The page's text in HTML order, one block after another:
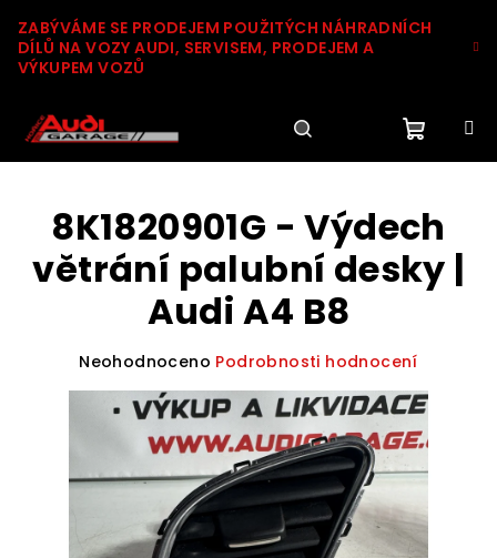
na
obsah
ZABÝVÁME SE PRODEJEM POUŽITÝCH NÁHRADNÍCH
DÍLŮ NA VOZY AUDI, SERVISEM, PRODEJEM A
VÝKUPEM VOZŮ
HledatPřihlášení
košík
8K1820901G - Výdech
větrání palubní desky |
Audi A4 B8
Průměrné
produktu
z
5
hvězdiček.
Neohodnoceno Podrobnosti hodnocení